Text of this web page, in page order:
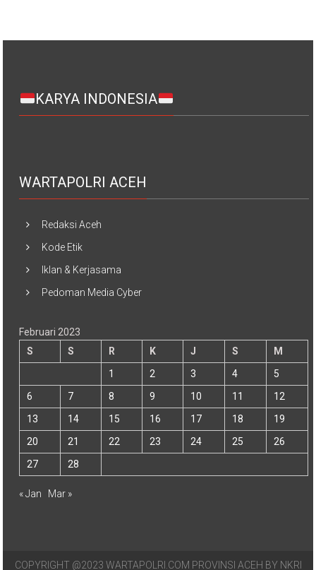
KARYA INDONESIA
WARTAPOLRI ACEH
Redaksi Aceh
Kode Etik
Iklan & Kerjasama
Pedoman Media Cyber
Februari 2023
S
S R K J S
M
1
2 3 4
5
6
7 8 9 10 11
12
13
14 15 16 17 18
19
20
21 22 23 24 25
26
27
28
« Jan Mar »
COPYRIGHT @2023 WARTAPOLRI.COM PROVINSI ACEH BY NKRI